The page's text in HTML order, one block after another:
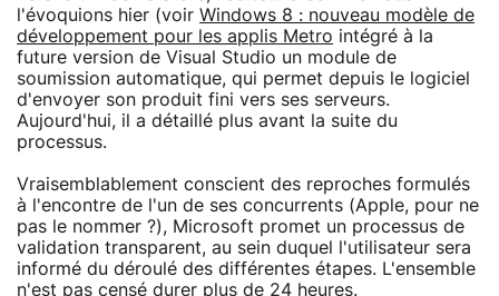
l'évoquions hier (voir Windows 8 : nouveau modèle de
développement pour les applis Metro intégré à la
future version de Visual Studio un module de
soumission automatique, qui permet depuis le logiciel
d'envoyer son produit fini vers ses serveurs.
Aujourd'hui, il a détaillé plus avant la suite du
processus.
Vraisemblablement conscient des reproches formulés
à l'encontre de l'un de ses concurrents (Apple, pour ne
pas le nommer ?), Microsoft promet un processus de
validation transparent, au sein duquel l'utilisateur sera
informé du déroulé des différentes étapes. L'ensemble
n'est pas censé durer plus de 24 heures.